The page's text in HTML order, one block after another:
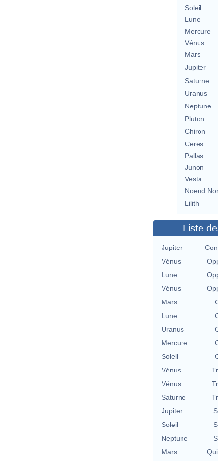
Soleil
Lune
Mercure
Vénus
Mars
Jupiter
Saturne
Uranus
Neptune
Pluton
Chiron
Cérès
Pallas
Junon
Vesta
Noeud
Lilith
Liste
Jupiter
Vénus
Lune
Vénus
Mars
Lune
Uranus
Mercure
Soleil
Vénus
Vénus
Saturne
Jupiter
Soleil
Neptune
Mars